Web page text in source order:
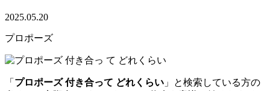
2025.05.20
プロポーズ
「 プロポーズ 付き合って どれくらい 」と検索している方の